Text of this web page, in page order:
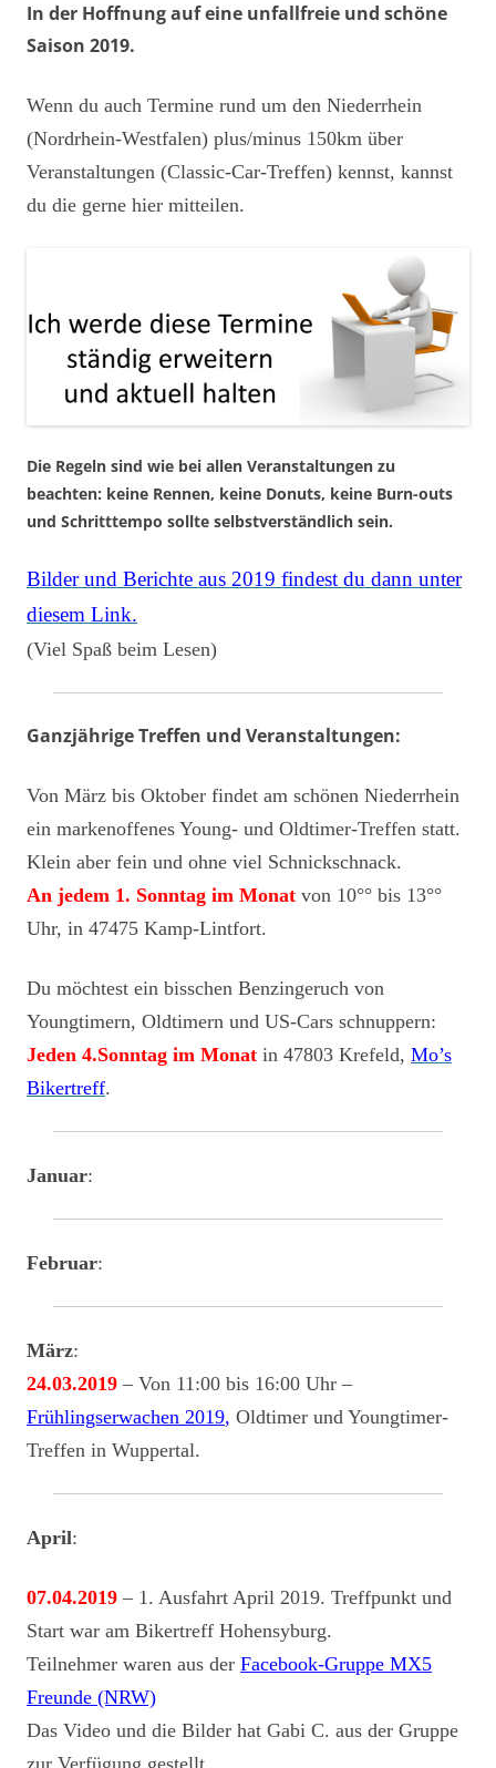
In der Hoffnung auf eine unfallfreie und schöne
Saison 2019.
Wenn du auch Termine rund um den Niederrhein
(Nordrhein-Westfalen) plus/minus 150km über
Veranstaltungen (Classic-Car-Treffen) kennst, kannst
du die gerne hier mitteilen.
Die Regeln sind wie bei allen Veranstaltungen zu
beachten: keine Rennen, keine Donuts, keine Burn-outs
und Schritttempo sollte selbstverständlich sein.
Bilder und Berichte aus 2019 findest du dann unter
diesem Link.
(Viel Spaß beim Lesen)
Ganzjährige Treffen und Veranstaltungen:
Von März bis Oktober findet am schönen Niederrhein
ein markenoffenes Young- und Oldtimer-Treffen statt.
Klein aber fein und ohne viel Schnickschnack.
An jedem 1. Sonntag im Monat von 10°° bis 13°°
Uhr, in 47475 Kamp-Lintfort.
Du möchtest ein bisschen Benzingeruch von
Youngtimern, Oldtimern und US-Cars schnuppern:
Jeden 4.Sonntag im Monat in 47803 Krefeld, Mo’s
Bikertreff.
Januar:
Februar:
März:
24.03.2019 – Von 11:00 bis 16:00 Uhr –
Frühlingserwachen 2019, Oldtimer und Youngtimer-
Treffen in Wuppertal.
April:
07.04.2019 – 1. Ausfahrt April 2019. Treffpunkt und
Start war am Bikertreff Hohensyburg.
Teilnehmer waren aus der Facebook-Gruppe MX5
Freunde (NRW)
Das Video und die Bilder hat Gabi C. aus der Gruppe
zur Verfügung gestellt.